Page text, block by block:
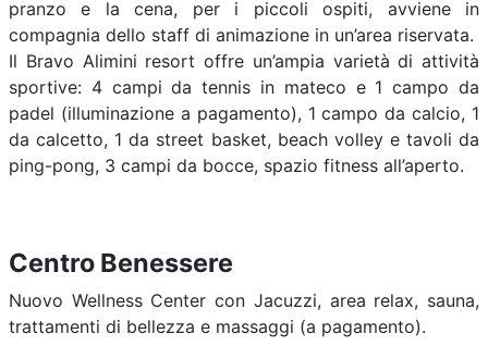
pranzo e la cena, per i piccoli ospiti, avviene in
compagnia dello staff di animazione in un’area riservata.
Il Bravo Alimini resort offre un’ampia varietà di attività
sportive: 4 campi da tennis in mateco e 1 campo da
padel (illuminazione a pagamento), 1 campo da calcio, 1
da calcetto, 1 da street basket, beach volley e tavoli da
ping-pong, 3 campi da bocce, spazio fitness all’aperto.
Centro Benessere
Nuovo Wellness Center con Jacuzzi, area relax, sauna,
trattamenti di bellezza e massaggi (a pagamento).